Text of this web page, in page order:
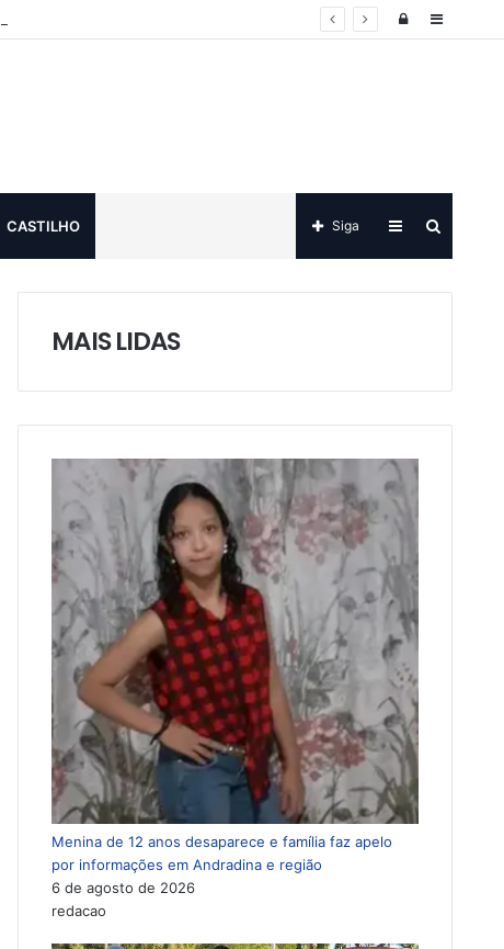
Sidebar
Log
CASTILHO
por
Sidebar
Siga
MAIS LIDAS
Menina de 12 anos desaparece e família faz apelo
por informações em Andradina e região
6 de agosto de 2026
redacao